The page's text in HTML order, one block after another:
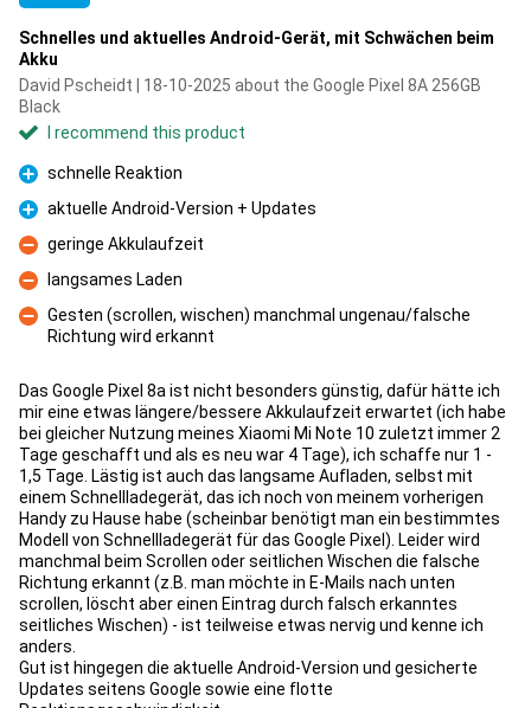
Schnelles und aktuelles Android-Gerät, mit Schwächen beim
Akku
David Pscheidt | 18-10-2025 about the Google Pixel 8A 256GB
Black
I recommend this product
Pro
schnelle Reaktion
Pro
aktuelle Android-Version + Updates
Con
geringe Akkulaufzeit
Con
langsames Laden
Con
Gesten (scrollen, wischen) manchmal ungenau/falsche
Richtung wird erkannt
Das Google Pixel 8a ist nicht besonders günstig, dafür hätte ich
mir eine etwas längere/bessere Akkulaufzeit erwartet (ich habe
bei gleicher Nutzung meines Xiaomi Mi Note 10 zuletzt immer 2
Tage geschafft und als es neu war 4 Tage), ich schaffe nur 1 -
1,5 Tage. Lästig ist auch das langsame Aufladen, selbst mit
einem Schnellladegerät, das ich noch von meinem vorherigen
Handy zu Hause habe (scheinbar benötigt man ein bestimmtes
Modell von Schnellladegerät für das Google Pixel). Leider wird
manchmal beim Scrollen oder seitlichen Wischen die falsche
Richtung erkannt (z.B. man möchte in E-Mails nach unten
scrollen, löscht aber einen Eintrag durch falsch erkanntes
seitliches Wischen) - ist teilweise etwas nervig und kenne ich
anders.
Gut ist hingegen die aktuelle Android-Version und gesicherte
Updates seitens Google sowie eine flotte